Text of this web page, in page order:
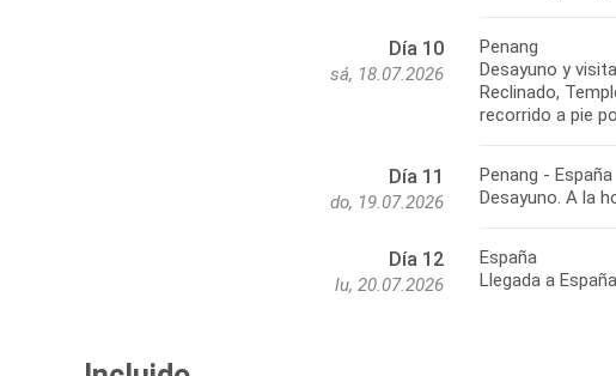
Día 10
sá, 18.07.2026
Penang
Desayuno y
Reclinado,
recorrido a pie
Día 11
do, 19.07.2026
Penang - España
Desayuno. A la
Día 12
lu, 20.07.2026
España
Llegada a